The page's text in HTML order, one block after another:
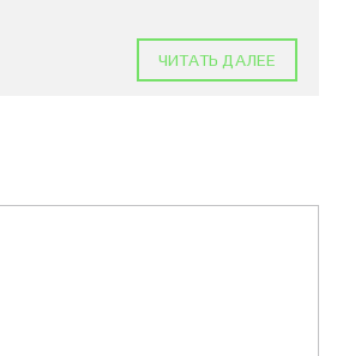
ЧИТАТЬ ДАЛЕЕ